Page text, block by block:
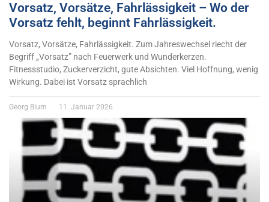
Vorsatz, Vorsätze, Fahrlässigkeit – Wo der
Vorsatz fehlt, beginnt Fahrlässigkeit.
Vorsatz, Vorsätze, Fahrlässigkeit. Zum Jahreswechsel riecht der
Begriff „Vorsatz” nach Feuerwerk und Wunderkerzen.
Fitnessstudio, Zuckerverzicht, gute Absichten. Viel Hoffnung, wenig
Wirkung. Dabei ist Vorsatz sprachlich
Georg Blum 11. Januar 2026